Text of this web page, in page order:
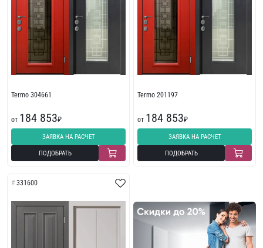
Termo 304661
от 184 853₽
ЗАЯВКА НА РАСЧЕТ
ПОДОБРАТЬ
Termo 201197
от 184 853₽
ЗАЯВКА НА РАСЧЕТ
ПОДОБРАТЬ
331600